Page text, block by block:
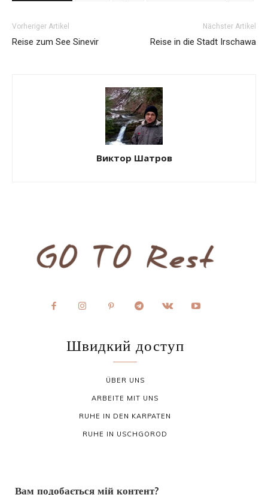
Vorheriger Artikel
Reise zum See Sinevir
Nächster Artikel
Reise in die Stadt Irschawa
Виктор Шатров
Швидкий доступ
ÜBER UNS
ARBEITE MIT UNS
RUHE IN DEN KARPATEN
RUHE IN USCHGOROD
Вам подобається мій контент?